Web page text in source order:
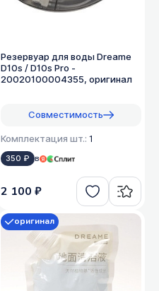
Резервуар для воды Dreame
D10s / D10s Pro -
20020100004355, оригинал
Совместимость
Комплектация шт.: 1
350 ₽ в
2 100 ₽
оригинал